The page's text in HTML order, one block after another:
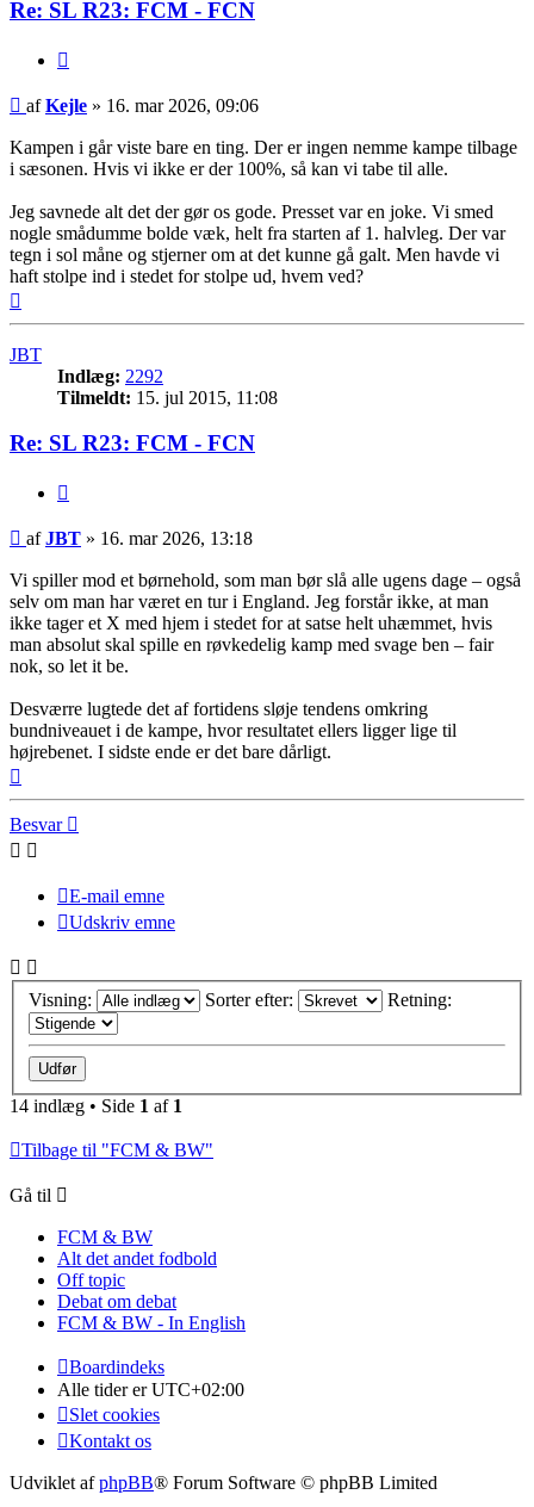
Re: SL R23: FCM - FCN
Indlæg
afKejle » 16. mar 2026, 09:06
Kampen i går viste bare en ting. Der er ingen nemme kampe tilbage
i sæsonen. Hvis vi ikke er der 100%, så kan vi tabe til alle.
Jeg savnede alt det der gør os gode. Presset var en joke. Vi smed
nogle smådumme bolde væk, helt fra starten af 1. halvleg. Der var
tegn i sol måne og stjerner om at det kunne gå galt. Men havde vi
haft stolpe ind i stedet for stolpe ud, hvem ved?
JBT
Indlæg: 2292
Tilmeldt: 15. jul 2015, 11:08
Re: SL R23: FCM - FCN
Indlæg
afJBT » 16. mar 2026, 13:18
Vi spiller mod et børnehold, som man bør slå alle ugens dage – også
selv om man har været en tur i England. Jeg forstår ikke, at man
ikke tager et X med hjem i stedet for at satse helt uhæmmet, hvis
man absolut skal spille en røvkedelig kamp med svage ben – fair
nok, so let it be.
Desværre lugtede det af fortidens sløje tendens omkring
bundniveauet i de kampe, hvor resultatet ellers ligger lige til
højrebenet. I sidste ende er det bare dårligt.
Besvar
E-mail emne
Udskriv emne
Visning: Sorter efter: Retning:
14 indlæg • Side 1 af 1
Tilbage til "FCM & BW"
Gå til
FCM & BW
Alt det andet fodbold
Off topic
Debat om debat
FCM & BW - In English
Boardindeks
Alle tider erUTC+02:00
Slet cookies
Kontakt os
Udviklet afphpBB® Forum Software © phpBB Limited